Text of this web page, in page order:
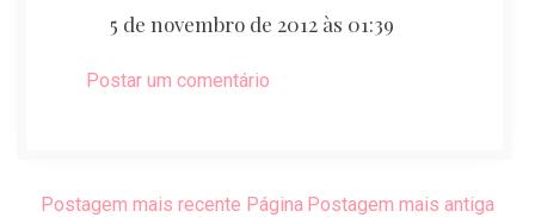
5 de novembro de 2012 às 01:39
Postar um comentário
Postagem mais recente Postagem mais antiga
Página